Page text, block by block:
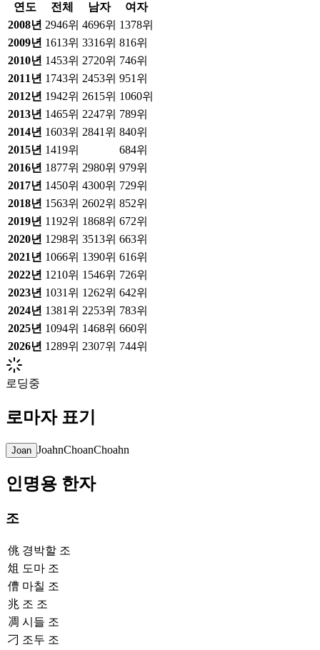
연도 전체 남자
여자
2008년 2946위 4696위 1378위
2009년 1613위 3316위 816위
2010년 1453위 2720위 746위
2011 년 1743위 2453위 951위
2012년 1942위 2615위 1060위
2013년 1465위 2247위 789위
2014년 1603위 2841위 840위
2015년 1419위
684위
2016년 1877위 2980위 979위
2017년 1450위 4300위 729위
2018년 1563위 2602위 852위
2019년 1192위 1868위 672위
2020년 1298위 3513위 663위
2021 년 1066위 1390위 616위
2022년 1210위 1546위 726위
2023년 1031위 1262위 642위
2024년 1381위 2253위 783위
2025년 1094위 1468위 660위
2026년 1289위 2307위 744위
로딩중
로마자 표기
Joan JoahnChoanChoahn
인명용 한자
조
佻 경박할 조
俎 도마 조
傮 마칠 조
兆 조 조
凋 시들 조
刁 조두 조